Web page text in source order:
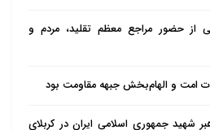
از حضور مراجع معظم تقلید، مردم و
امت و الهام‌بخش جبهه مقاومت بود
شهید جمهوری اسلامی ایران در کربلای